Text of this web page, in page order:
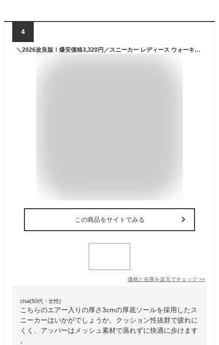
4
＼2026改良版！爆安価格3,320円／スニーカー レディース ウォーキングシューズ ランニングシューズ 運動靴 軽量 ローカット ランニング スポーツシューズ ウォーキング 白 黒 軽い 疲れない クッション カジュアルシューズ 通勤 通学 トレーニングシューズ
この商品をサイトでみる
価格と在庫を楽天でチェック >>
chai(50代・女性)
こちらのエアー入りの厚さ3cmの厚底ソールを採用したス
ニーカーはいかがでしょうか。クッション性抜群で疲れに
くく、アッパーはメッシュ素材で蒸れずに快適に歩けます
。